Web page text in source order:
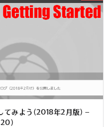
てみよう(2018年2月版) –